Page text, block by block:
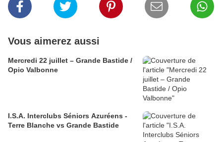
Vous aimerez aussi
Mercredi 22 juillet – Grande Bastide /
Opio Valbonne
I.S.A. Interclubs Séniors Azuréens -
Terre Blanche vs Grande Bastide